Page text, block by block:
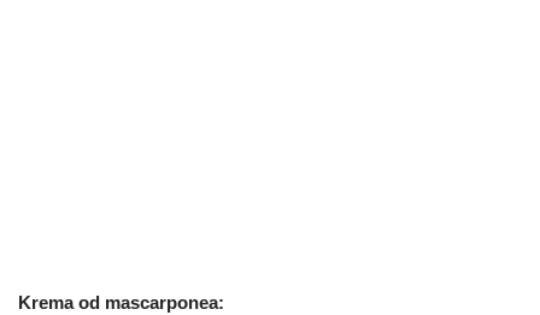
Krema od mascarponea: